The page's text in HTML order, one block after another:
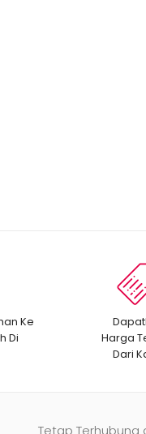
Ke
Di
Harga
Dari
Tetap Terhubung